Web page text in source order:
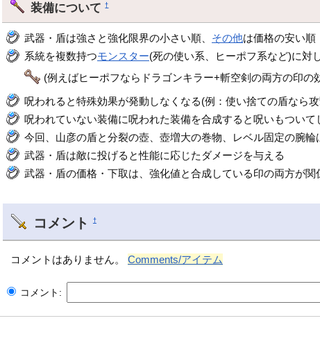
装備について†
武器・盾は強さと強化限界の小さい順、 その他は価格の安い順
系統を複数持つモンスター(死の使い系、ヒーポフ系など)に対
(例えばヒーポフならドラゴンキラー+斬空剣の両方の印の
呪われると特殊効果が発動しなくなる(例：使い捨ての盾なら
呪われていない装備に呪われた装備を合成すると呪いもついて
今回、山彦の盾と分裂の壺、壺増大の巻物、レベル固定の腕輪
武器・盾は敵に投げると性能に応じたダメージを与える
武器・盾の価格・下取は、強化値と合成している印の両方が関
コメント †
コメントはありません。Comments/アイテム
コメント: